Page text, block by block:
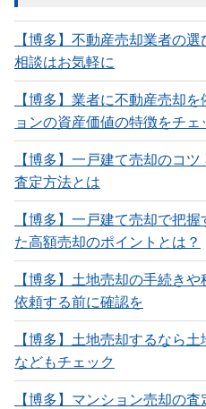
【博多】不動産売却業者の
相談はお気軽に
【博多】業者に不動産売却
ョンの資産価値の特徴をチェ
【博多】一戸建て売却のコ
査定方法とは
【博多】一戸建て売却で把
た高額売却のポイントとは？
【博多】土地売却の手続き
依頼する前に確認を
【博多】土地売却するなら
などもチェック
【博多】マンション売却の